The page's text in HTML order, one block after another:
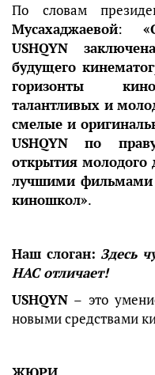
По словам
Мусахаджаевой:
USHQYN
будущего
горизонты
талантливых и
смелые и
USHQYN по
открытия молодого
лучшими фильмами
киношкол».
Наш слоган: Здесь
НАС отличает!
USHQYN – это
новыми средствами